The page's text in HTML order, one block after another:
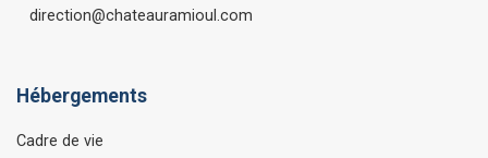
direction@chateauramioul.com
Hébergements
Cadre de vie